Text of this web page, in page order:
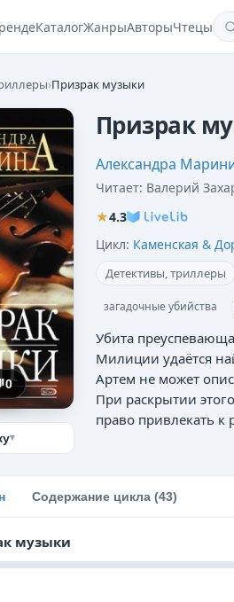
КаталогЖанрыАвторыЧтецы
›Призрак музыки
Призрак
0
▾
Александра
Читает: Валерий
★4.3
Цикл: Каменская &
Детективы, триллеры
загадочные убийства
Убита
Милиции удаётся
Артем не может
При раскрытии
право привлекать
Содержание цикла (43)
музыки